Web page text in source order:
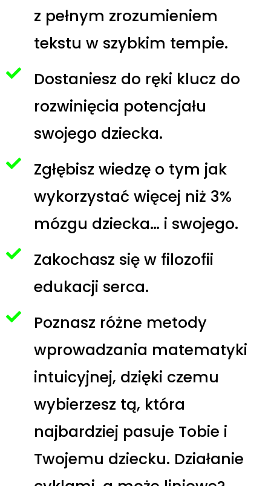
z pełnym zrozumieniem
tekstu w szybkim tempie.
Dostaniesz do ręki klucz do
rozwinięcia potencjału
swojego dziecka.
Zgłębisz wiedzę o tym jak
wykorzystać więcej niż 3%
mózgu dziecka… i swojego.
Zakochasz się w filozofii
edukacji serca.
Poznasz różne metody
wprowadzania matematyki
intuicyjnej, dzięki czemu
wybierzesz tą, która
najbardziej pasuje Tobie i
Twojemu dziecku. Działanie